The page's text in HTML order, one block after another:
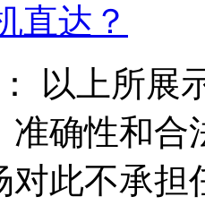
直达？
以上所展
准确性和合
对此不承担